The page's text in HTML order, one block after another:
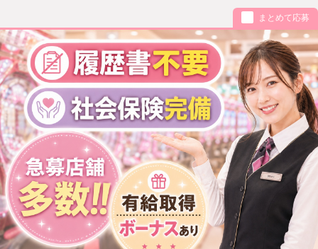
まとめて応募